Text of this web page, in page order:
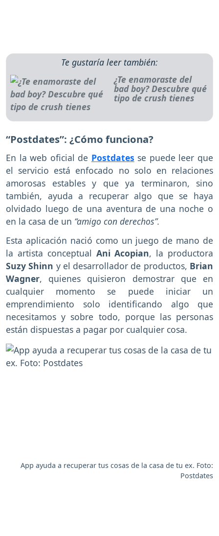
Te gustaría leer también:
¿Te enamoraste del
bad boy? Descubre qué
tipo de crush tienes
“Postdates”: ¿Cómo funciona?
En la web oficial de Postdates se puede leer que
el servicio está enfocado no solo en relaciones
amorosas estables y que ya terminaron, sino
también, ayuda a recuperar algo que se haya
olvidado luego de una aventura de una noche o
en la casa de un “amigo con derechos”.
Esta aplicación nació como un juego de mano de
la artista conceptual Ani Acopian, la productora
Suzy Shinn y el desarrollador de productos, Brian
Wagner, quienes quisieron demostrar que en
cualquier momento se puede iniciar un
emprendimiento solo identificando algo que
necesitamos y sobre todo, porque las personas
están dispuestas a pagar por cualquier cosa.
App ayuda a recuperar tus cosas de la casa de tu ex. Foto:
Postdates